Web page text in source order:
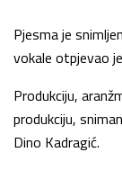
Pjesma je
vokale otpjevao
Produkciju,
produkciju,
Dino Kadragić.